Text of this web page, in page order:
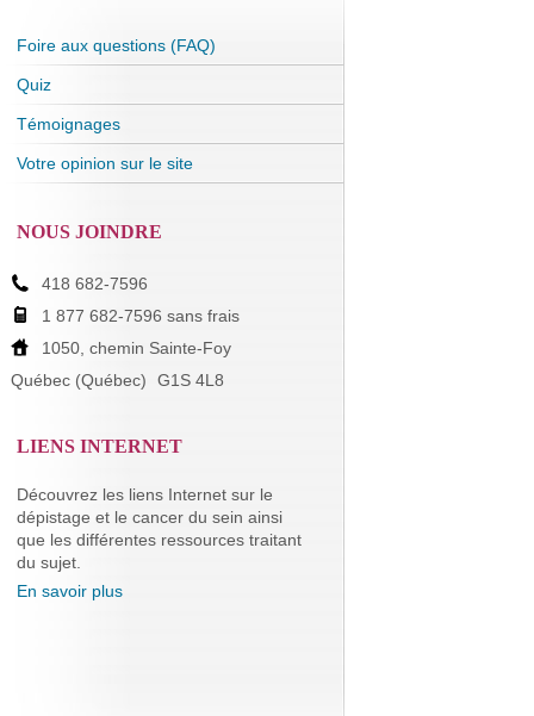
Foire aux questions (FAQ)
Quiz
Témoignages
Votre opinion sur le site
NOUS JOINDRE
418 682-7596
1 877 682-7596 sans frais
1050, chemin Sainte-Foy
Québec (Québec)
G1S 4L8
LIENS INTERNET
Découvrez les liens Internet sur le
dépistage et le cancer du sein ainsi
que les différentes ressources traitant
du sujet.
En savoir plus